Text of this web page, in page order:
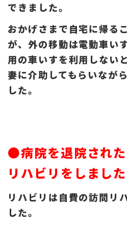
できました。
おかげさまで自宅に帰る
が、外の移動は電動車い
用の車いすを利用しない
妻に介助してもらいなが
した。
●病院を退院され
リハビリをしました
リハビリは自費の訪問リ
した。